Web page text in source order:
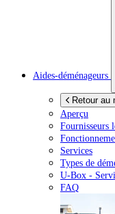
Aides-déménageurs
Retour au
Aperçu
Fournisseurs
Services
Types de
U-Box -
FAQ